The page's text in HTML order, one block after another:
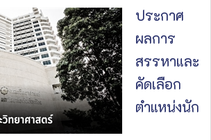
ประกาศ
ผลการ
สรรหาและ
คัดเลือก
ตำแหน่งนัก